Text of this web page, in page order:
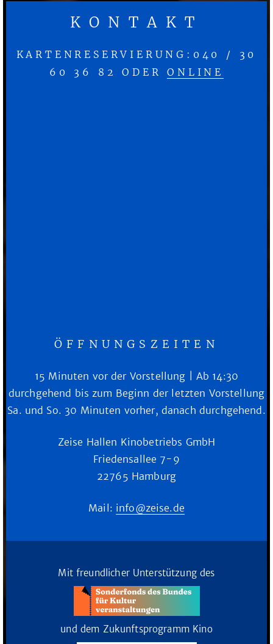
KONTAKT
KARTENRESERVIERUNG:040 / 30
60 36 82 ODERONLINE
ÖFFNUNGSZEITEN
15 Minuten vor der Vorstellung | Ab 14:30
durchgehend bis zum Beginn der letzten Vorstellung
Sa. und So. 30 Minuten vorher, danach durchgehend.
Zeise Hallen Kinobetriebs GmbH
Friedensallee 7-9
22765 Hamburg
Mail: info@zeise.de
Mit freundlicher Unterstützung des
und dem Zukunftsprogramm Kino